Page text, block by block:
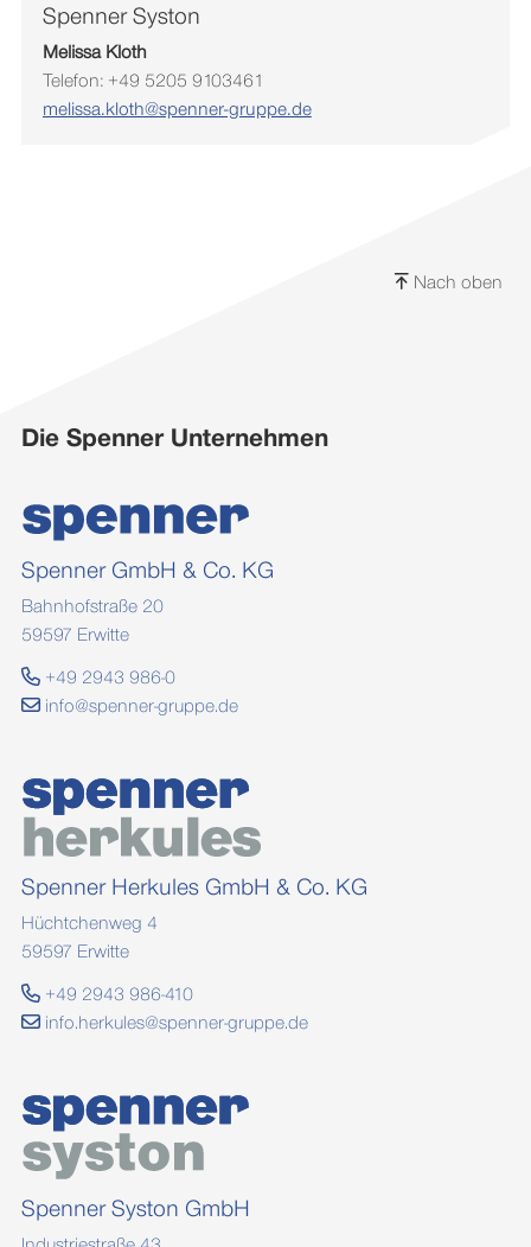
Spenner Syston
Melissa Kloth
Telefon: +49 5205 9103461
melissa.kloth@spenner-gruppe.de
Nach oben
Die Spenner Unternehmen
Spenner GmbH & Co. KG
Bahnhofstraße 20
59597 Erwitte
+49 2943 986-0
info@spenner-gruppe.de
Spenner Herkules GmbH & Co. KG
Hüchtchenweg 4
59597 Erwitte
+49 2943 986-410
info.herkules@spenner-gruppe.de
Spenner Syston GmbH